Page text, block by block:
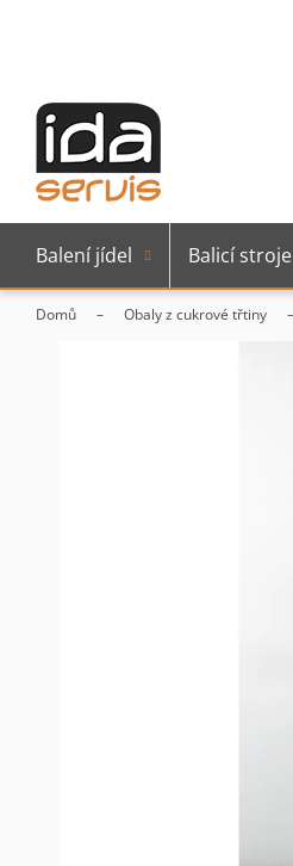
Balení jídel Balicí stroje
Domů Obaly z cukrové třtiny